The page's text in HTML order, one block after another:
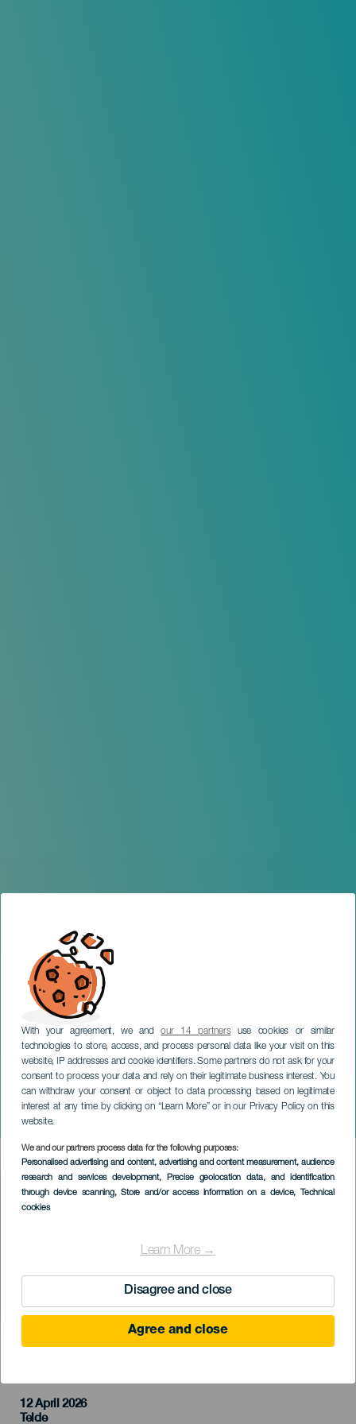
With your agreement, we andour 14 partnersuse cookies or similar
technologies to store, access, and process personal data like your visit on this
website, IP addresses and cookie identifiers. Some partners do not ask for your
consent to process your data and rely on their legitimate business interest. You
can withdraw your consent or object to data processing based on legitimate
interest at any time by clicking on “Learn More” or in our Privacy Policy on this
website.
We and our partners process data for the following purposes:
Personalised advertising and content, advertising and content measurement, audience
research and services development, Precise geolocation data, and identification
through device scanning, Store and/or access information on a device, Technical
cookies
Learn More →
Disagree and close
Agree and close
Супергерой
ГРАН-КАНАРИЯ
Imagen
Listado
12 April 2026
Localidad
Telde